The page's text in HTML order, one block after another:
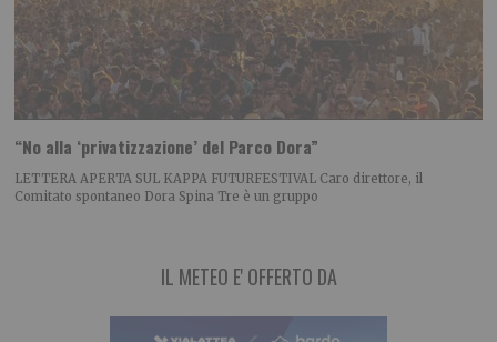
“No alla ‘privatizzazione’ del Parco Dora”
LETTERA APERTA SUL KAPPA FUTURFESTIVAL Caro direttore, il
Comitato spontaneo Dora Spina Tre è un gruppo
IL METEO E' OFFERTO DA